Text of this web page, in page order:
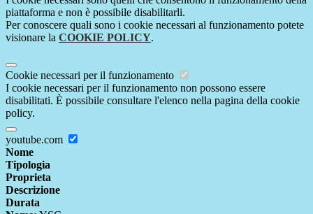
piattaforma e non è possibile disabilitarli.
Per conoscere quali sono i cookie necessari al funzionamento potete
visionare la COOKIE POLICY.
Cookie necessari per il funzionamento
I cookie necessari per il funzionamento non possono essere
disabilitati. È possibile consultare l'elenco nella pagina della cookie
policy.
youtube.com
Nome
Tipologia
Proprieta
Descrizione
Durata